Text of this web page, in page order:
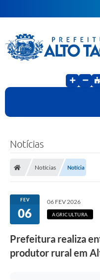
Notícias
Notícias Notícia
FEV
06
06 FEV 2026
AGRICULTURA
Prefeitura realiza
produtor rural em